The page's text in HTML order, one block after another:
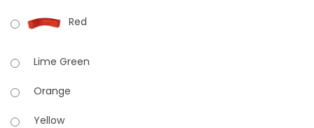
Red
Lime Green
Orange
Yellow